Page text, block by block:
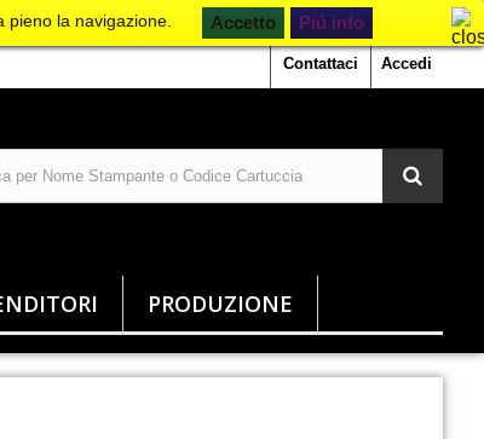
Accedi
Contattaci
PRODUZIONE
la navigazione. Piú info